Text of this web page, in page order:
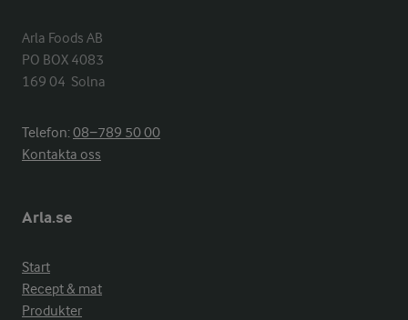
Arla Foods AB
PO BOX 4083
169 04  Solna
Telefon:08−789 50 00
Kontakta oss
Arla.se
Start
Recept & mat
Produkter